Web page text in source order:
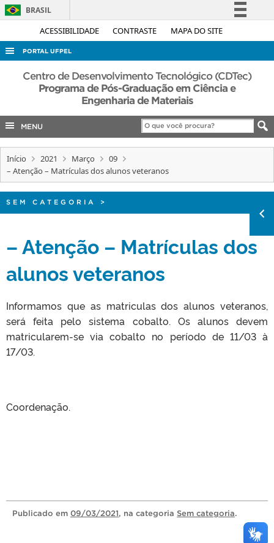
ACESSIBILIDADE CONTRASTE MAPA DO SITE
BRASIL
Simplifique!
Acesso à informação
Legislação
Canais
PORTAL UFPEL
ACESSO À INFORMAÇÃO
AUDITORIA
EDITAIS
INTERNACIONAL
Centro de Desenvolvimento Tecnológico (CDTec)
Programa de Pós-Graduação em Ciência e
Engenharia de Materiais
MENU
Início 2021 Março
09
– Atenção – Matrículas dos alunos veteranos
SEM CATEGORIA >
– Atenção – Matrículas dos
alunos veteranos
Informamos que as matriculas dos alunos veteranos,
será feita pelo sistema cobalto. Os alunos devem
matricularem-se via cobalto no período de 11/03 à
17/03.
Coordenação.
Publicado em 09/03/2021, na categoria Sem categoria.